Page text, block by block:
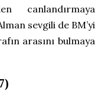
canlandırmaya
sevgili de BM’yi
arasını bulmaya